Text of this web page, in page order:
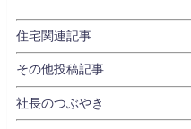
住宅関連記事
その他投稿記事
社長のつぶやき